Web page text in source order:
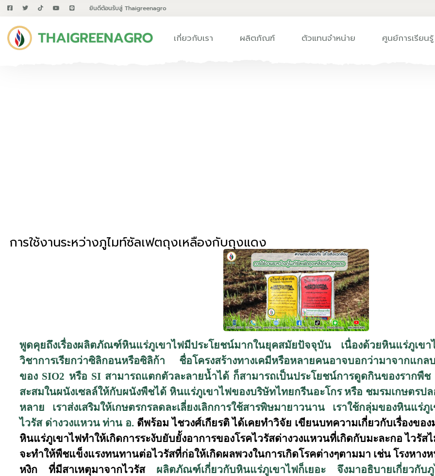
ยินดีต้อนรับสู่ Thaigreenagro
เกี่ยวกับเรา ผลิตภัณฑ์ ตัวแทนจำหน่าย ศูนย์การเรียนรู้
การใช้งานระหว่างภูไมท์ซัลเฟตถุงเหลืองกับถุงแดง
พูดคุยถึงเรื่องผลิตภัณฑ์หินแร่ภูเขาไฟมีประโยชน์มากในยุคสมัยปัจจุบัน เนื่องด้วยหินแร่ภูเข
วิชาการเรียกว่าซิลิกอนหรือซิลิก้า ชื่อโครงสร้างทางเคมีหรือหลายคนอาจบอกว่ามาจากแกล
ของ SIO2 หรือ SI สามารถแตกตัวละลายน้ำได้ ก็สามารถเป็นประโยชน์การดูดกินของรากพื
สะสมในผนังเซลล์ให้กับผนังพืชได้ หินแร่ภูเขาไฟของบริษัทไทยกรีนอะโกร หรือ ชมรมเกษตร
หลาย เราส่งเสริมให้เกษตรกรลดละเลี่ยงเลิกการใช้สารพิษมายาวนาน เราใช้กลุ่มของหินแร่
ไวรัส ด่างวงแหวน ท่าน อ. ดีพร้อม ไชวงศ์เกียรติ ได้เคยทำวิจัย เขียนบทความเกี่ยวกับเรื่องขอ
หินแร่ภูเขาไฟทำให้เกิดการระงับยับยั้งอาการของโรคไวรัสด่างวงแหวนที่เกิดกับมะละกอ ไวรั
จะทำให้พืชแข็งแรงทนทานต่อไวรัสที่ก่อให้เกิดผลพวงในการเกิดโรคต่างๆตามมา เช่น โรงหาง
หงิก ที่มีสาเหตุมาจากไวรัสผลิตภัณฑ์เกี่ยวกับหินแร่ภูเขาไฟก็เยอะ จึงมาอธิบายเกี่ยวกับภู